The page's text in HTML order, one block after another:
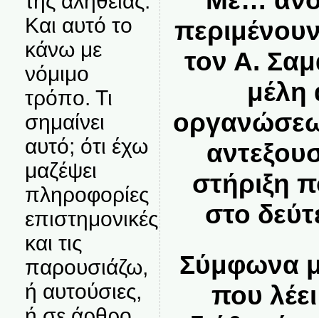
Και αυτό το
κάνω με
νόμιμο
τρόπο. Τι
σημαίνει
αυτό; ότι έχω
μαζέψει
πληροφορίες
επιστημονικές
και τις
παρουσιάζω,
ή αυτούσιες,
τον Α.
μέλη
στήριξη
στο
Σύμφωνα
που